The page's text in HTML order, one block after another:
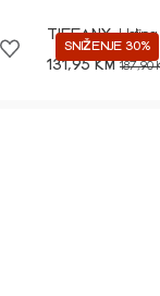
SNIŽENJE 30%
TIFFANY Haljina
131,95 KM187,90